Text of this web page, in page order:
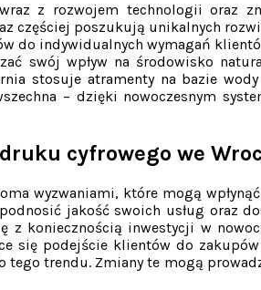
z rozwojem technologii oraz
częściej poszukują unikalnych
do indywidualnych wymagań
swój wpływ na środowisko
stosuje atramenty na bazie
– dzięki nowoczesnym
cyfrowego we
wyzwaniami, które mogą
jakość swoich usług oraz
koniecznością inwestycji w
się podejście klientów do
tego trendu. Zmiany te mogą